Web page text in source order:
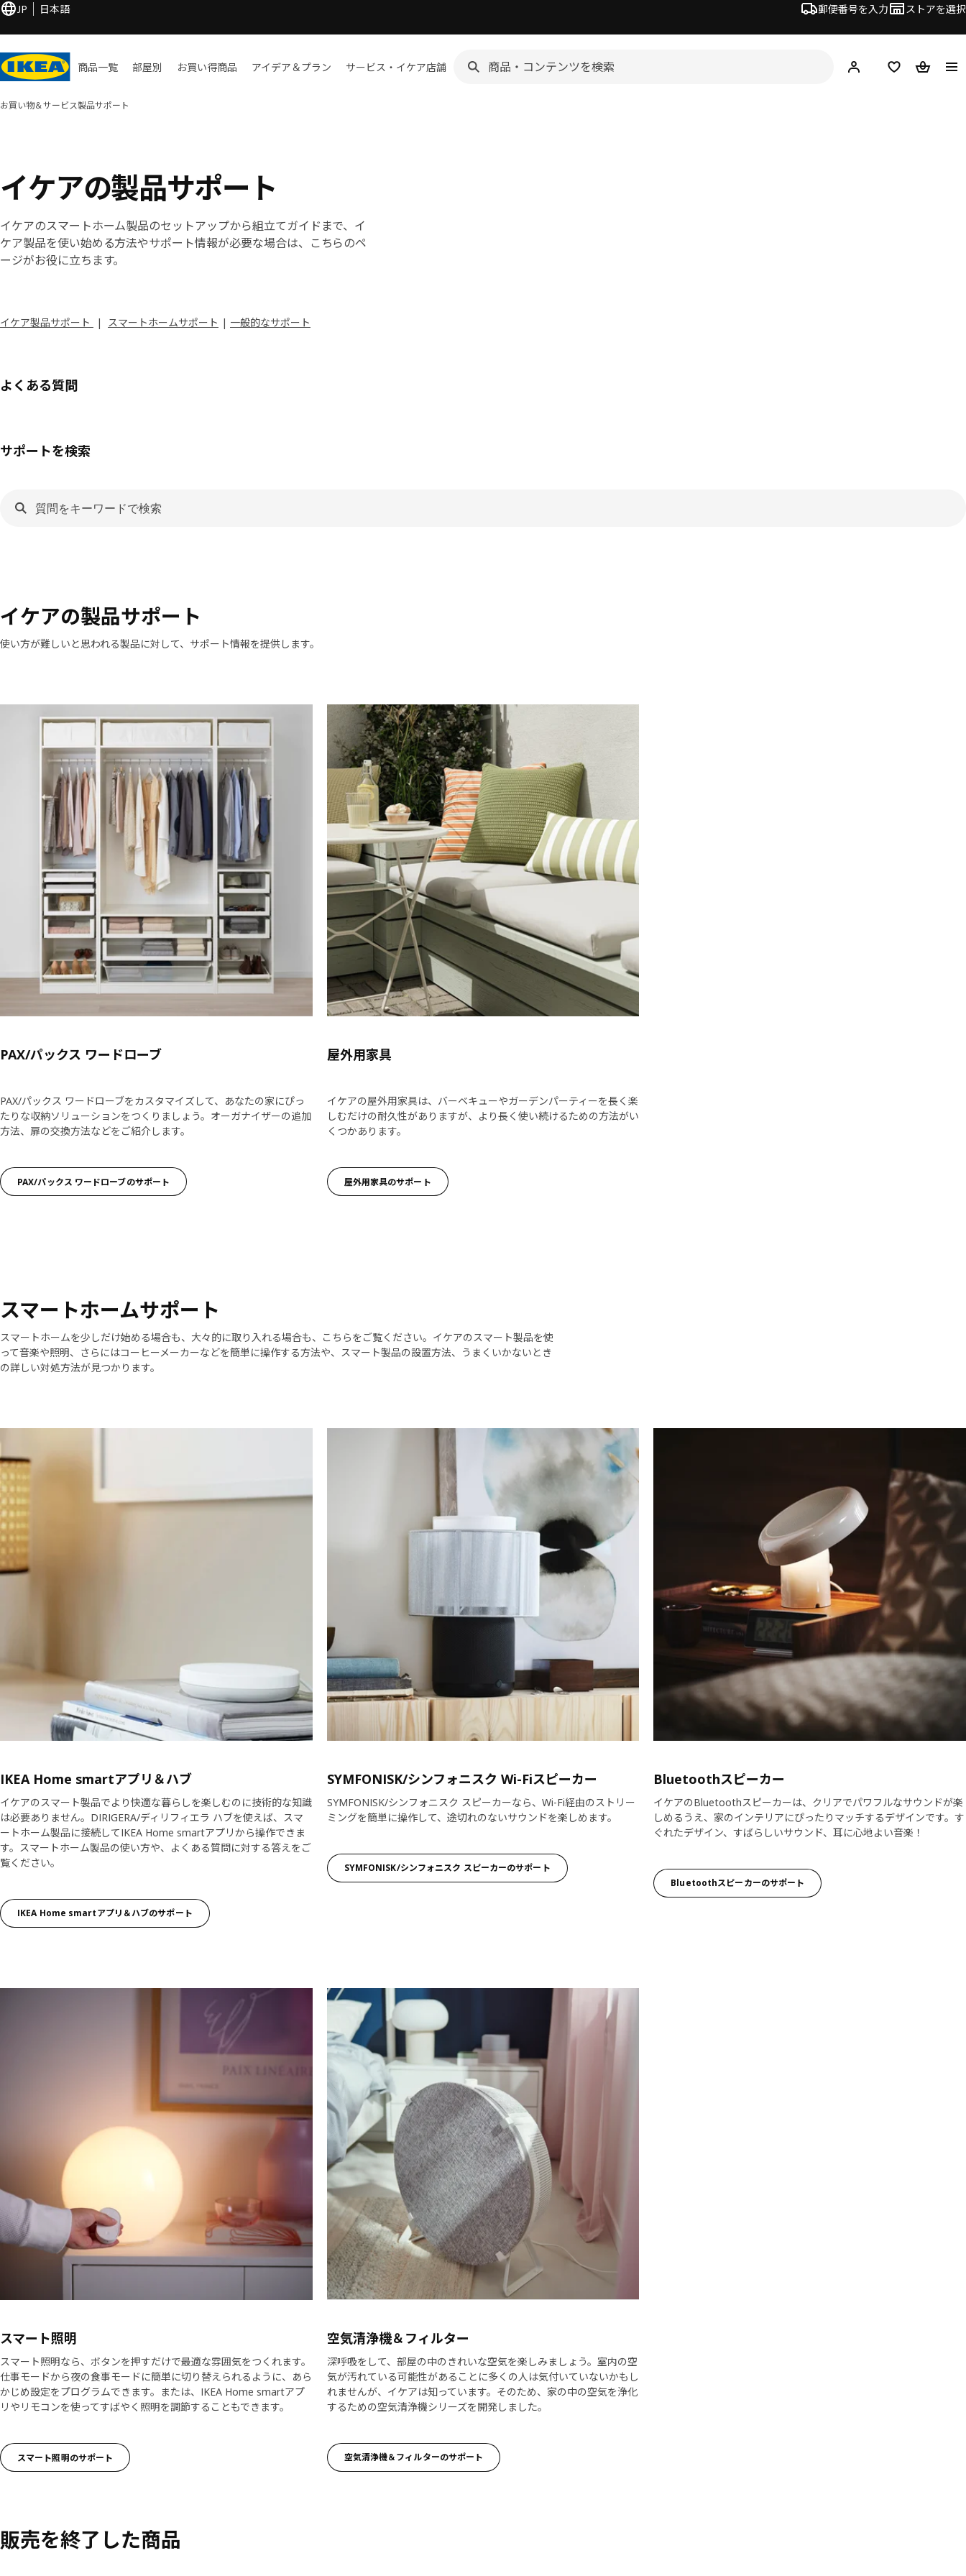
JP 日本語 郵便番号を入力 ストアを選択
商品一覧 部屋別 お買い​得商品 アイデア＆プラン サービス・イケア店舗 ログイン・新規入会
欲しいものリスト
カート
お買い物＆サービス製品サポート
イケアの製品サポート
イケアのスマートホーム製品のセットアップから組立てガイドまで、イ
ケア製品を使い始める方法やサポート情報が必要な場合は、こちらのペ
ージがお役に立ちます。
イケア製品サポート | ​ スマートホームサポート | 一般的なサポート
よくある質問
サポートを検索
イケアの製品サポート
使い方が難しいと思われる製品に対して、サポート情報を提供します。
PAX/パックス ワードローブ
PAX/パックス ワードローブをカスタマイズして、あなたの家にぴっ
たりな収納ソリューションをつくりましょう。オーガナイザーの追加
方法、扉の交換方法などをご紹介します。​
PAX/パックス ワードローブのサポート
​屋外用家具​
イケアの屋外用家具は、バーベキューやガーデンパーティーを長く楽
しむだけの耐久性がありますが、より長く使い続けるための方法がい
くつかあります。
屋外用家具のサポート
スマートホームサポート
スマートホームを少しだけ始める場合も、大々的に取り入れる場合も、こちらをご覧ください。イケアのスマート製品を使
って音楽や照明、さらにはコーヒーメーカーなどを簡単に操作する方法や、スマート製品の設置方法、うまくいかないとき
の詳しい対処方法が見つかります。
IKEA Home smartアプリ＆ハブ
イケアのスマート製品でより快適な暮らしを楽しむのに技術的な知識
は必要ありません。DIRIGERA/ディリフィエラ ハブを使えば、スマ
ートホーム製品に接続してIKEA Home smartアプリから操作できま
す。スマートホーム製品の使い方や、よくある質問に対する答えをご
覧ください。
IKEA Home smartアプリ＆ハブのサポート
SYMFONISK/シンフォニスク Wi-Fiスピーカー
​SYMFONISK/シンフォニスク スピーカーなら、Wi-Fi経由のストリー
ミングを簡単に操作して、途切れのないサウンドを楽しめます。
SYMFONISK/シンフォニスク スピーカーのサポート
Bluetoothスピーカー
イケアのBluetoothスピーカーは、クリアでパワフルなサウンドが楽
しめるうえ、家のインテリアにぴったりマッチするデザインです。す
ぐれたデザイン、すばらしいサウンド、耳に心地よい音楽！
Bluetoothスピーカーのサポート
スマート照明
スマート照明なら、ボタンを押すだけで最適な雰囲気をつくれます。
仕事モードから夜の食事モードに簡単に切り替えられるように、あら
かじめ設定をプログラムできます。または、IKEA Home smartアプ
リやリモコンを使ってすばやく照明を調節することもできます。
スマート照明のサポート
空気清浄機＆フィルター
深呼吸をして、部屋の中のきれいな空気を楽しみましょう。室内の空
気が汚れている可能性があることに多くの人は気付いていないかもし
れませんが、イケアは知っています。そのため、家の中の空気を浄化
するための空気清浄機シリーズを開発しました。
空気清浄機＆フィルターのサポート
販売を終了した商品